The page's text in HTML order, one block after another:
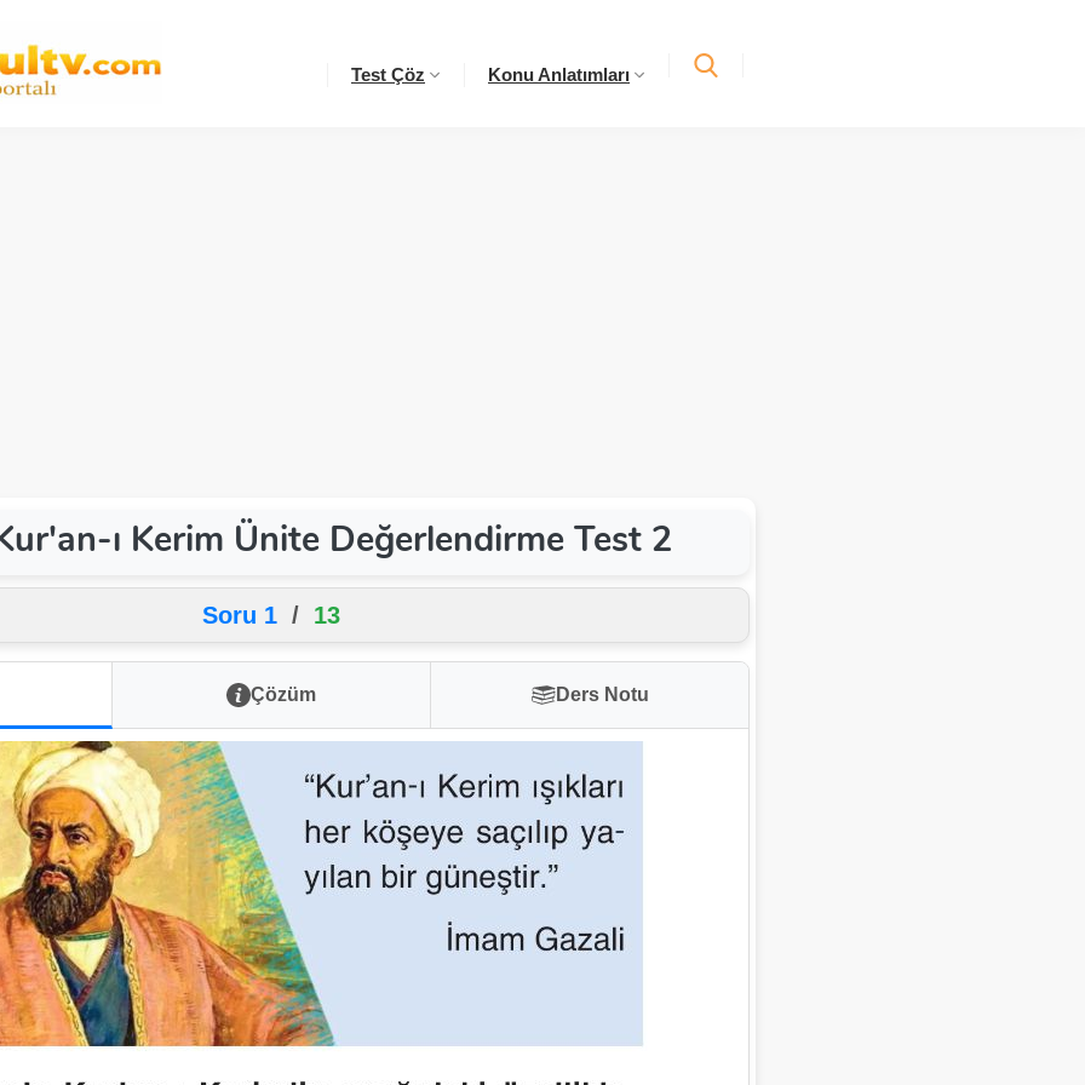
Test Çöz Konu Anlatımları
Kur'an-ı Kerim Ünite Değerlendirme Test 2
Soru 1 / 13
Çözüm Ders Notu